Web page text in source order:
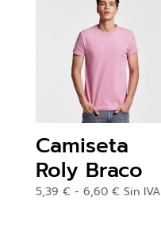
Camiseta
Roly Braco
5,39 € - 6,60 €Rango
Sin IVA